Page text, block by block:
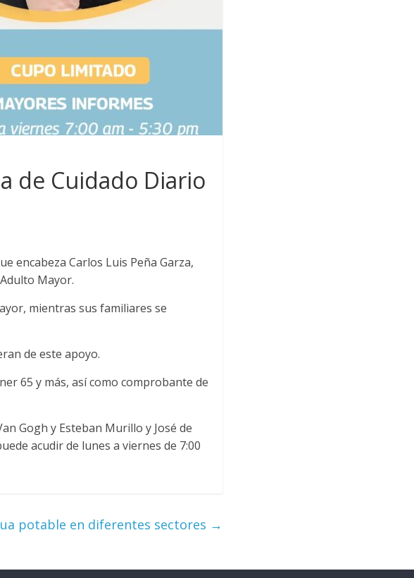
de Cuidado Diario
encabeza Carlos Luis Peña Garza,
Mayor.
mientras sus familiares se
de este apoyo.
65 y más, así como comprobante de
Gogh y Esteban Murillo y José de
acudir de lunes a viernes de 7:00
potable en diferentes sectores →